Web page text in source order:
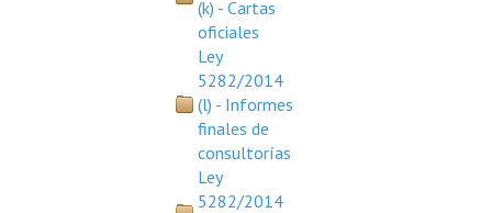
(k) - Cartas
oficiales
Ley
5282/2014
(l) - Informes
finales de
consultorías
Ley
5282/2014